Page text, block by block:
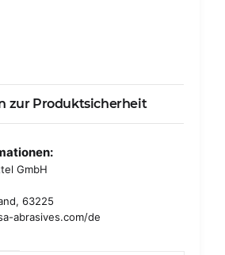
zur Produktsicherheit
GmbH
63225
abrasives.com/de